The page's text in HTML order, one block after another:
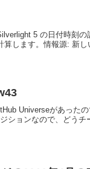
5 の日付時刻
します。情報源: 新
Universeがあった
ションなので、どう